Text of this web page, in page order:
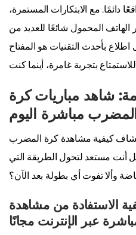
دائمًا. مع الابتكارات المستمرة،
المحمول شائعًا للعديد من
بأحدث التقنيات هو المفتاح
شاهد مباريات كرة
المضرب مباشرة اليوم
كيفية مشاهدة كرة المضرب
أنت مستعد لتحول الطريقة التي
الاستفادة من مشاهدة
عبر الإنترنت مجانًا